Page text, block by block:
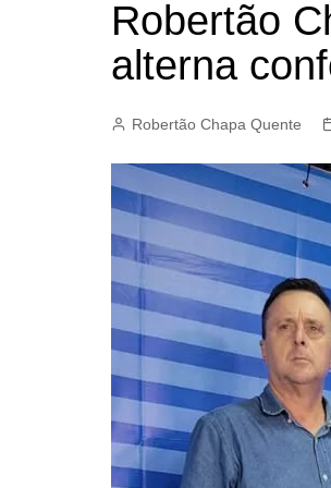
Robertão
alterna
Robertão Chapa Quente